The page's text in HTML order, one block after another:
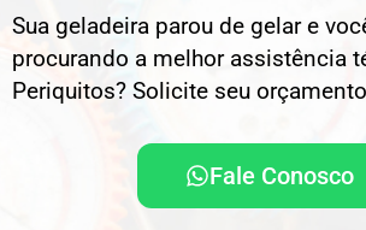
Sua geladeira parou de gelar e
procurando a melhor assistência
Periquitos? Solicite seu
Fale Conosco